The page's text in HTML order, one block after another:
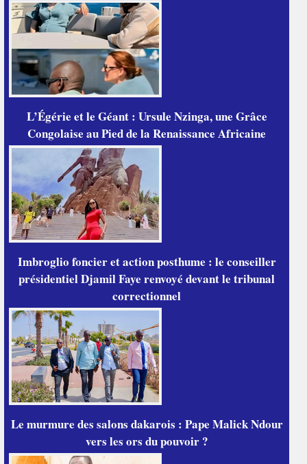
L’Égérie et le Géant : Ursule Nzinga, une Grâce
Congolaise au Pied de la Renaissance Africaine
Imbroglio foncier et action posthume : le conseiller
présidentiel Djamil Faye renvoyé devant le tribunal
correctionnel
Le murmure des salons dakarois : Pape Malick Ndour
vers les ors du pouvoir ?